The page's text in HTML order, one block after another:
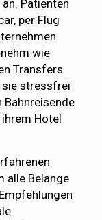
Patienten
per Flug
wie
Transfers
sie stressfrei
Bahnreisende
Hotel
alle Belange